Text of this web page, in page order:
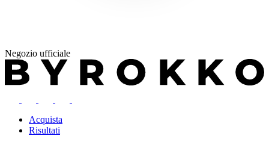
Negozio ufficiale
Acquista
Risultati